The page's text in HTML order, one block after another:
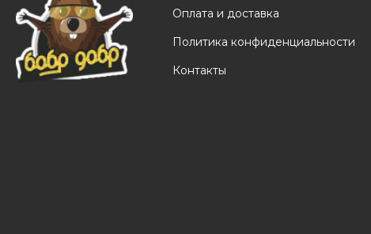
Оплата и доставка
Политика конфиденциальности
Контакты